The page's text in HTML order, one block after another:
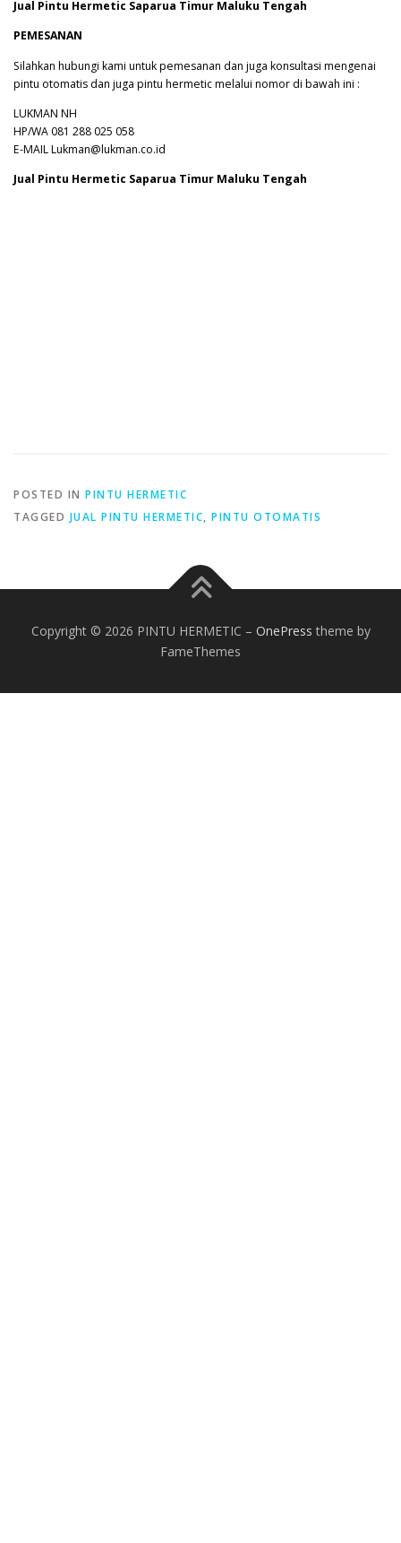
Jual Pintu Hermetic Saparua Timur Maluku Tengah
PEMESANAN
Silahkan hubungi kami untuk pemesanan dan juga konsultasi mengenai
pintu otomatis dan juga pintu hermetic melalui nomor di bawah ini :
LUKMAN NH
HP/WA 081 288 025 058
E-MAIL Lukman@lukman.co.id
Jual Pintu Hermetic Saparua Timur Maluku Tengah
POSTED IN PINTU HERMETIC
TAGGED JUAL PINTU HERMETIC, PINTU OTOMATIS
Copyright © 2026 PINTU HERMETIC – OnePress theme by
FameThemes